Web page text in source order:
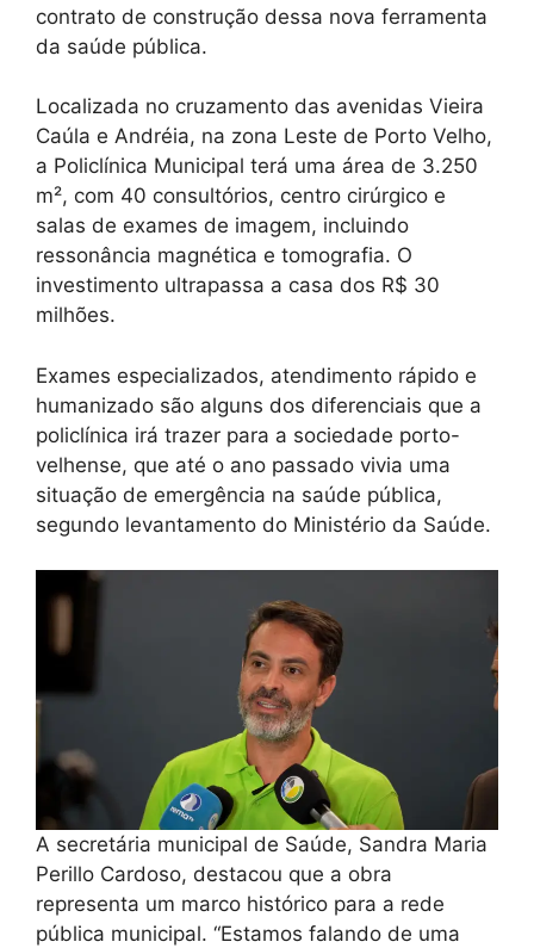
contrato de construção dessa nova ferramenta
da saúde pública.
Localizada no cruzamento das avenidas Vieira
Caúla e Andréia, na zona Leste de Porto Velho,
a Policlínica Municipal terá uma área de 3.250
m², com 40 consultórios, centro cirúrgico e
salas de exames de imagem, incluindo
ressonância magnética e tomografia. O
investimento ultrapassa a casa dos R$ 30
milhões.
Exames especializados, atendimento rápido e
humanizado são alguns dos diferenciais que a
policlínica irá trazer para a sociedade porto-
velhense, que até o ano passado vivia uma
situação de emergência na saúde pública,
segundo levantamento do Ministério da Saúde.
A secretária municipal de Saúde, Sandra Maria
Perillo Cardoso, destacou que a obra
representa um marco histórico para a rede
pública municipal. “Estamos falando de uma